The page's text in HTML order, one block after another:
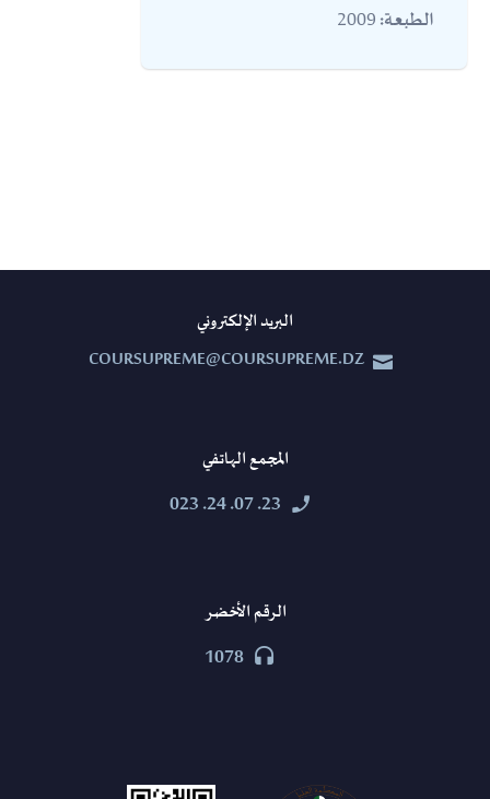
الطبعة:
البريد الإلكتروني


COURSUPREME@COURSUPREME.DZ
المجمع الهاتفي


23. 07. 24. 023
الرقم الأخضر


1078